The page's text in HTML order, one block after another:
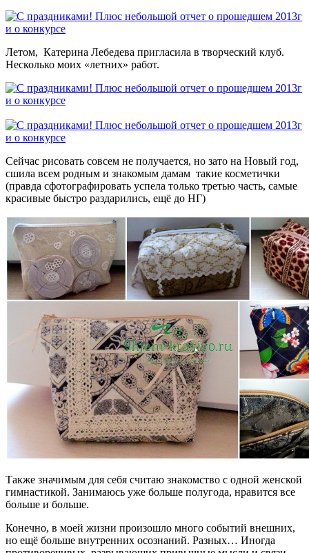
Летом, Катерина Лебедева пригласила в творческий клуб.
Несколько моих «летних» работ.
Сейчас рисовать совсем не получается, но зато на Новый год,
сшила всем родным и знакомым дамам такие косметички
(правда сфотографировать успела только третью часть, самые
красивые быстро раздарились, ещё до НГ)
Также значимым для себя считаю знакомство с одной женской
гимнастикой. Занимаюсь уже больше полугода, нравится все
больше и больше.
Конечно, в моей жизни произошло много событий внешних,
но ещё больше внутренних осознаний. Разных… Иногда